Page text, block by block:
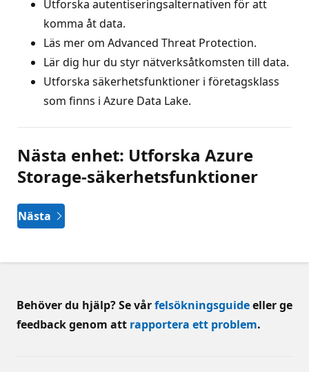
Utforska autentiseringsalternativen för att
komma åt data.
Läs mer om Advanced Threat Protection.
Lär dig hur du styr nätverksåtkomsten till data.
Utforska säkerhetsfunktioner i företagsklass
som finns i Azure Data Lake.
Nästa enhet: Utforska Azure
Storage-säkerhetsfunktioner
Nästa
Behöver du hjälp? Se vårfelsökningsguideeller ge
feedback genom att rapportera ett problem.